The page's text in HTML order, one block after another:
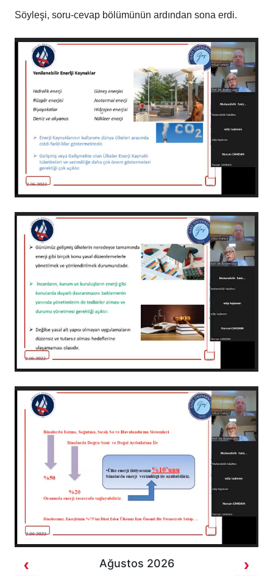
Söyleşi, soru-cevap bölümünün ardından sona erdi.
Ağustos 2026